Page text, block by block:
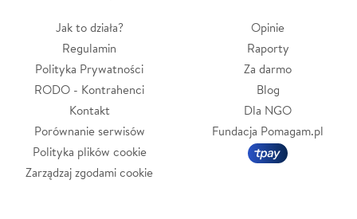
Jak to działa?
Regulamin
Polityka Prywatności
RODO - Kontrahenci
Kontakt
Porównanie serwisów
Polityka plików cookie
Zarządzaj zgodami cookie
Opinie
Raporty
Za darmo
Blog
Dla NGO
Fundacja Pomagam.pl